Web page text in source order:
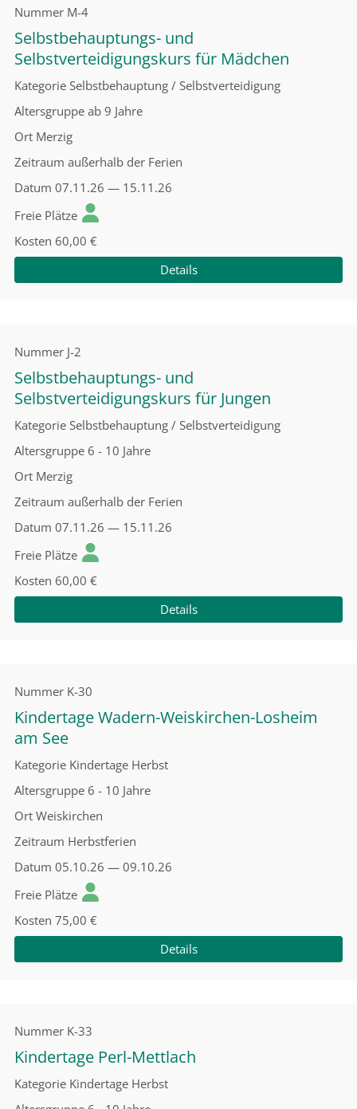
Nummer M-4
Selbstbehauptungs- und
Selbstverteidigungskurs für Mädchen
Kategorie Selbstbehauptung / Selbstverteidigung
Altersgruppe ab 9 Jahre
Ort Merzig
Zeitraum außerhalb der Ferien
Datum 07.11.26 — 15.11.26
Freie Plätze
Kosten 60,00 €
Details
Nummer J-2
Selbstbehauptungs- und
Selbstverteidigungskurs für Jungen
Kategorie Selbstbehauptung / Selbstverteidigung
Altersgruppe 6 - 10 Jahre
Ort Merzig
Zeitraum außerhalb der Ferien
Datum 07.11.26 — 15.11.26
Freie Plätze
Kosten 60,00 €
Details
Nummer K-30
Kindertage Wadern-Weiskirchen-Losheim
am See
Kategorie Kindertage Herbst
Altersgruppe 6 - 10 Jahre
Ort Weiskirchen
Zeitraum Herbstferien
Datum 05.10.26 — 09.10.26
Freie Plätze
Kosten 75,00 €
Details
Nummer K-33
Kindertage Perl-Mettlach
Kategorie Kindertage Herbst